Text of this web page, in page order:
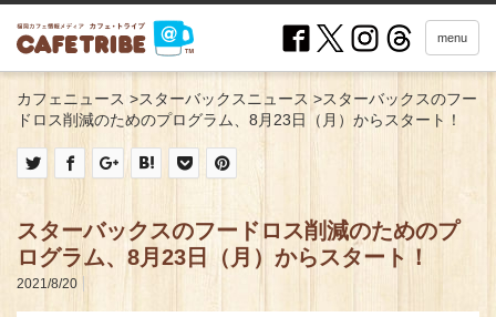
menu
カフェニュース >スターバックスニュース >スターバックスのフー
ドロス削減のためのプログラム、8月23日（月）からスタート！
スターバックスのフードロス削減のためのプ
ログラム、8月23日（月）からスタート！
2021/8/20